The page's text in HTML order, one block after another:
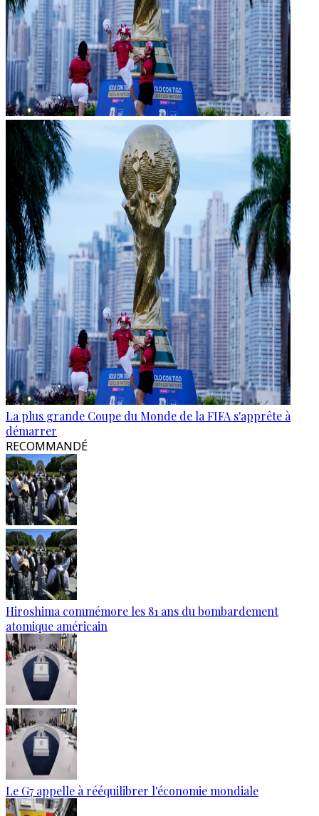
La plus grande Coupe du Monde de la FIFA s'apprête à
démarrer
RECOMMANDÉ
Hiroshima commémore les 81 ans du bombardement
atomique américain
Le G7 appelle à rééquilibrer l'économie mondiale